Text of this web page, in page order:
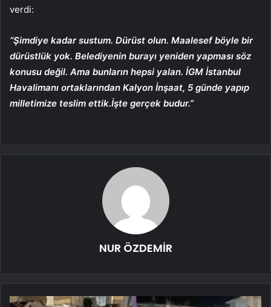
verdi:
“Şimdiye kadar sustum. Dürüst olun. Maalesef böyle bir
dürüstlük yok. Belediyenin burayı yeniden yapması söz
konusu değil. Ama bunların hepsi yalan. İGM İstanbul
Havalimanı ortaklarından Kalyon İnşaat, 5 günde yapıp
milletimize teslim ettik.İşte gerçek budur.”
NUR ÖZDEMİR